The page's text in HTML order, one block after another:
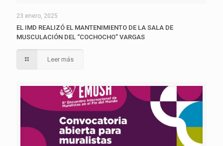
23 enero, 2025
EL IMD REALIZÓ EL MANTENIMIENTO DE LA SALA DE
MUSCULACIÓN DEL “COCHOCHO” VARGAS
Leer más